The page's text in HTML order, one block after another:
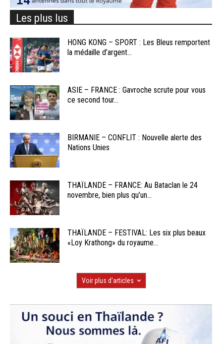
Les plus lus
HONG KONG – SPORT : Les Bleus remportent
la médaille d’argent...
ASIE – FRANCE : Gavroche scrute pour vous
ce second tour...
BIRMANIE – CONFLIT : Nouvelle alerte des
Nations Unies
THAÏLANDE – FRANCE: Au Bataclan le 24
novembre, bien plus qu’un...
THAÏLANDE – FESTIVAL: Les six plus beaux
«Loy Krathong» du royaume...
Voir plus d'articles